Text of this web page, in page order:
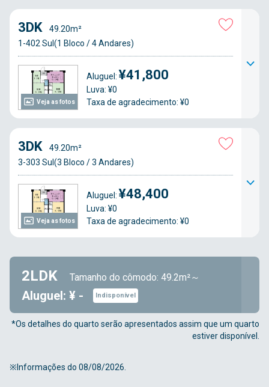
Veja as fotos
3DK
49.20m²
1-402 Sul(1 Bloco / 4 Andares)
Aluguel: ¥41,800
Luva: ¥0
Taxa de agradecimento: ¥0
Veja as fotos
3DK
49.20m²
3-303 Sul(3 Bloco / 3 Andares)
Aluguel: ¥48,400
Luva: ¥0
Taxa de agradecimento: ¥0
2LDK Tamanho do cômodo: 49.2m²～
Aluguel: ¥ - Indisponível
*Os detalhes do quarto serão apresentados assim que um quarto
estiver disponível.
※Informações do 08/08/2026.